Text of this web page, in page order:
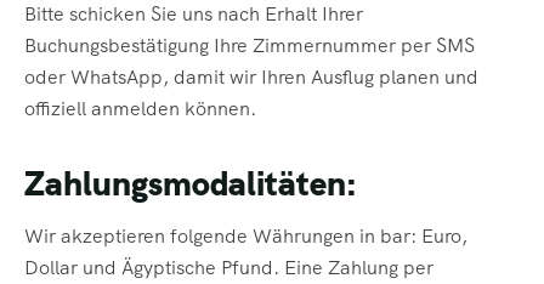
Bitte schicken Sie uns nach Erhalt Ihrer
Buchungsbestätigung Ihre Zimmernummer per SMS
oder WhatsApp, damit wir Ihren Ausflug planen und
offiziell anmelden können.
Zahlungsmodalitäten:
Wir akzeptieren folgende Währungen in bar: Euro,
Dollar und Ägyptische Pfund. Eine Zahlung per